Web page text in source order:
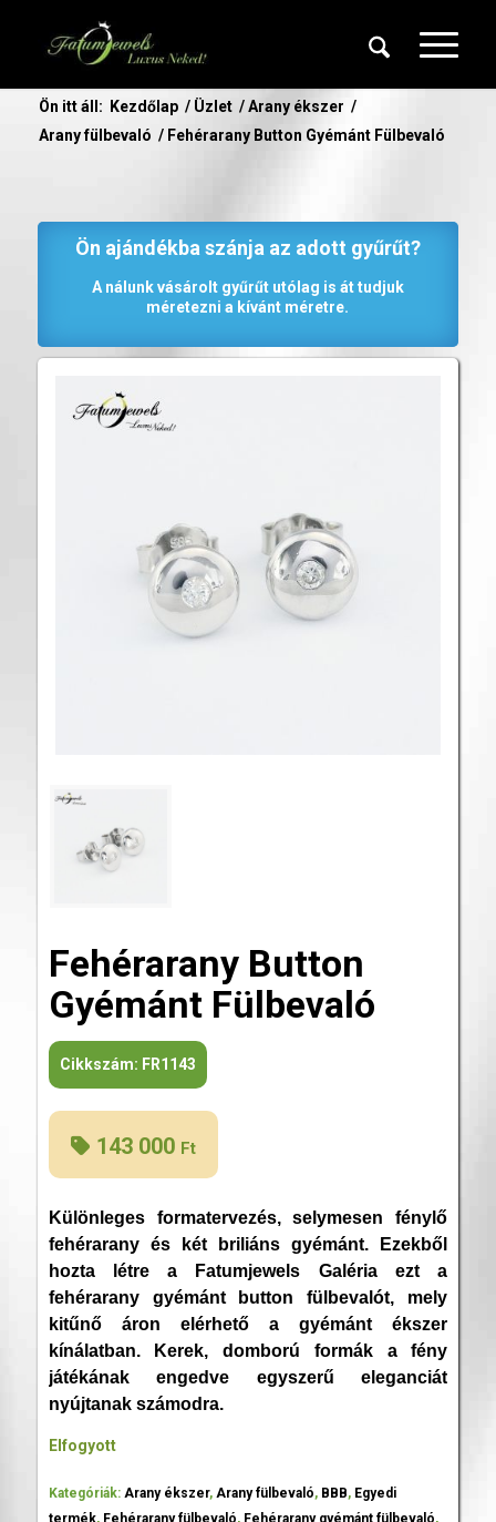
Ön itt áll: Kezdőlap / Üzlet / Arany ékszer /
Arany fülbevaló / Fehérarany Button Gyémánt Fülbevaló
Ön ajándékba szánja az adott gyűrűt?
A nálunk vásárolt gyűrűt utólag is át tudjuk
méretezni a kívánt méretre.
Fehérarany Button
Gyémánt Fülbevaló
Cikkszám: FR1143
143 000 Ft
Különleges formatervezés, selymesen fénylő
fehérarany és két briliáns gyémánt. Ezekből
hozta létre a Fatumjewels Galéria ezt a
fehérarany gyémánt button fülbevalót, mely
kitűnő áron elérhető a gyémánt ékszer
kínálatban. Kerek, domború formák a fény
játékának engedve egyszerű eleganciát
nyújtanak számodra.
Elfogyott
Kategóriák: Arany ékszer, Arany fülbevaló, BBB, Egyedi
termék, Fehérarany fülbevaló, Fehérarany gyémánt fülbevaló,